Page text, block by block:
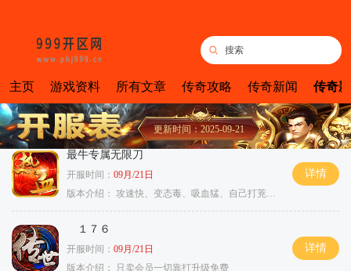
主页 游戏资料 所有文章 传奇攻略 传奇新闻 传奇
更新时间：2025-09-21
最牛专属无限刀
开服时间： 09月/21日
版本介绍： 攻速快、变态毒、吸血猛、自己打茺值玩
详情
１７６
开服时间： 09月/21日
版本介绍：
只卖会员一切靠打升级免费
详情